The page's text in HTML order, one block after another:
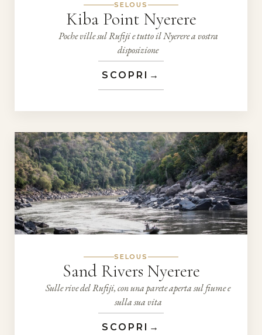
SELOUS
Kiba Point Nyerere
Poche ville sul Rufiji e tutto il Nyerere a vostra
disposizione
SCOPRI →
SELOUS
Sand Rivers Nyerere
Sulle rive del Rufiji, con una parete aperta sul fiume e
sulla sua vita
SCOPRI →